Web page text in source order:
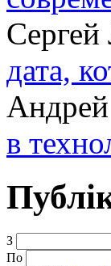
Сергей
дата,
в
З
По